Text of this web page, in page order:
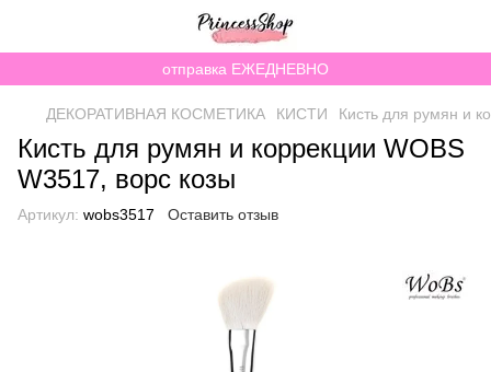
отправка ЕЖЕДНЕВНО
ДЕКОРАТИВНАЯ КОСМЕТИКА КИСТИ Кисть для румян и
Кисть для румян и коррекции WOBS
W3517, ворс козы
Артикул: wobs3517 Оставить отзыв